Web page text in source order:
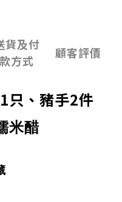
貨及付
款方式
顧客評價
只、豬手2件
米醋